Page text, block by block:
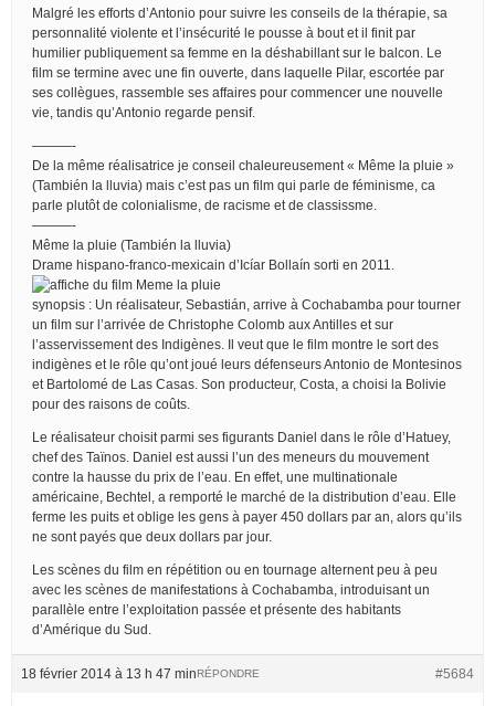
Malgré les efforts d’Antonio pour suivre les conseils de la thérapie, sa
personnalité violente et l’insécurité le pousse à bout et il finit par
humilier publiquement sa femme en la déshabillant sur le balcon. Le
film se termine avec une fin ouverte, dans laquelle Pilar, escortée par
ses collègues, rassemble ses affaires pour commencer une nouvelle
vie, tandis qu’Antonio regarde pensif.
———-
De la même réalisatrice je conseil chaleureusement « Même la pluie »
(También la lluvia) mais c’est pas un film qui parle de féminisme, ca
parle plutôt de colonialisme, de racisme et de classissme.
———-
Même la pluie (También la lluvia)
Drame hispano-franco-mexicain d’Icíar Bollaín sorti en 2011.
synopsis : Un réalisateur, Sebastián, arrive à Cochabamba pour tourner
un film sur l’arrivée de Christophe Colomb aux Antilles et sur
l’asservissement des Indigènes. Il veut que le film montre le sort des
indigènes et le rôle qu’ont joué leurs défenseurs Antonio de Montesinos
et Bartolomé de Las Casas. Son producteur, Costa, a choisi la Bolivie
pour des raisons de coûts.
Le réalisateur choisit parmi ses figurants Daniel dans le rôle d’Hatuey,
chef des Taïnos. Daniel est aussi l’un des meneurs du mouvement
contre la hausse du prix de l’eau. En effet, une multinationale
américaine, Bechtel, a remporté le marché de la distribution d’eau. Elle
ferme les puits et oblige les gens à payer 450 dollars par an, alors qu’ils
ne sont payés que deux dollars par jour.
Les scènes du film en répétition ou en tournage alternent peu à peu
avec les scènes de manifestations à Cochabamba, introduisant un
parallèle entre l’exploitation passée et présente des habitants
d’Amérique du Sud.
18 février 2014 à 13 h 47 min #5684
RÉPONDRE